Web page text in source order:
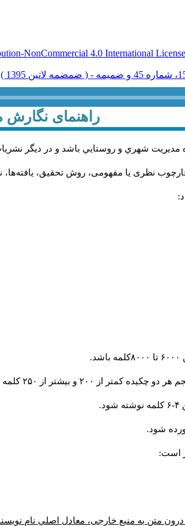
NonCommercial 4.0 International License
راهنمای نگارش
مديريت شهري و روستايي باشد و در دیگر
نظری یا مفهومی، روش تحقیق، یافته‌ها،
و بیشتر از ۲۵۰ کلمه نباشد.
شود.
است:
درون متن به منبع خارجی، معادل اصلیِ نام